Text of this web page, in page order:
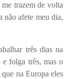
trazem de volta
não afete meu dia,
três dias na
folga três, mas o
na Europa eles